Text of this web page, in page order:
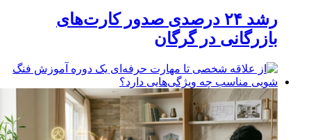
رشد ۲۴ درصدی صدور کارت‌های
بازرگانی در گرگان